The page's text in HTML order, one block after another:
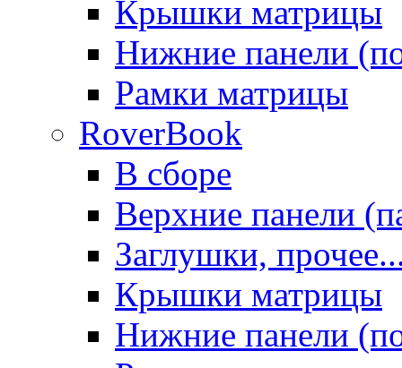
Крышки матрицы
Нижние панели
Рамки матрицы
RoverBook
В сборе
Верхние панели
Заглушки,
Крышки матрицы
Нижние панели